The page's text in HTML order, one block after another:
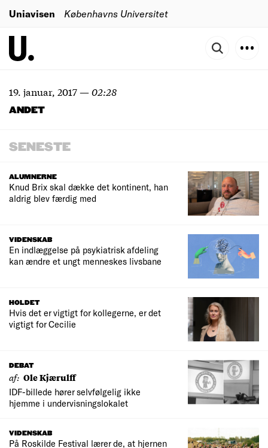
Uniavisen Københavns Universitet
19. januar, 2017—02:28
ANDET
SENESTE
ALUMNERNE
Knud Brix skal dække det kontinent, han
aldrig blev færdig med
VIDENSKAB
En indlæggelse på psykiatrisk afdeling
kan ændre et ungt menneskes livsbane
HOLDET
Hvis det er vigtigt for kollegerne, er det
vigtigt for Cecilie
DEBAT
af: Ole Kjærulff
IDF-billede hører selvfølgelig ikke
hjemme i undervisningslokalet
VIDENSKAB
På Roskilde Festival lærer de, at hjernen